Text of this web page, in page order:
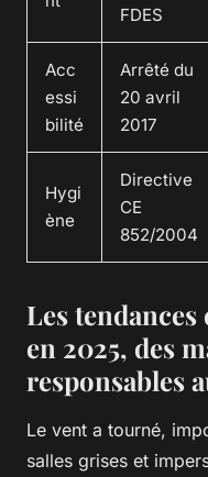
FDES
Acc
essi
bilité
Arrêté du
20 avril
2017
Hygi
ène
Directive
CE
852/2004
Les
en 2025, des
responsables
Le vent a tourné,
salles grises et